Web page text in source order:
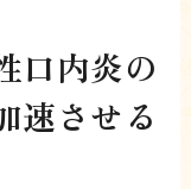
口内炎の
速させる